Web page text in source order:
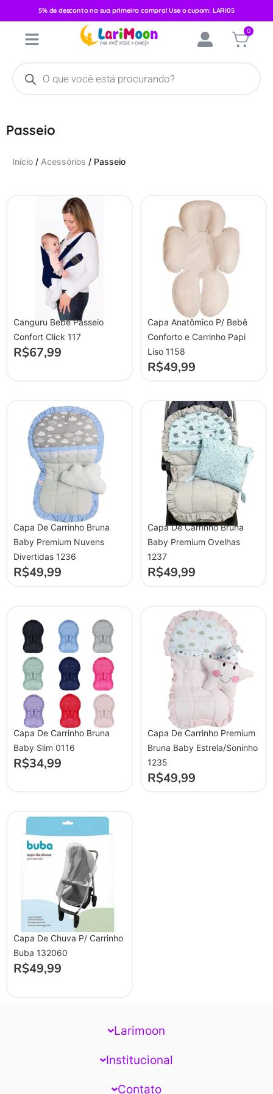
5% de desconto na sua primeira compra! Use o cupom: LARI05
0
Passeio
Início / Acessórios / Passeio
Canguru Bebe Passeio
Confort Click 117
R$67,99
Capa Anatômico P/ Bebê
Conforto e Carrinho Papi
Liso 1158
R$49,99
Capa De Carrinho Bruna
Baby Premium Nuvens
Divertidas 1236
R$49,99
Capa De Carrinho Bruna
Baby Premium Ovelhas
1237
R$49,99
Capa De Carrinho Bruna
Baby Slim 0116
R$34,99
Capa De Carrinho Premium
Bruna Baby Estrela/Soninho
1235
R$49,99
Capa De Chuva P/ Carrinho
Buba 132060
R$49,99
Larimoon
Institucional
Contato